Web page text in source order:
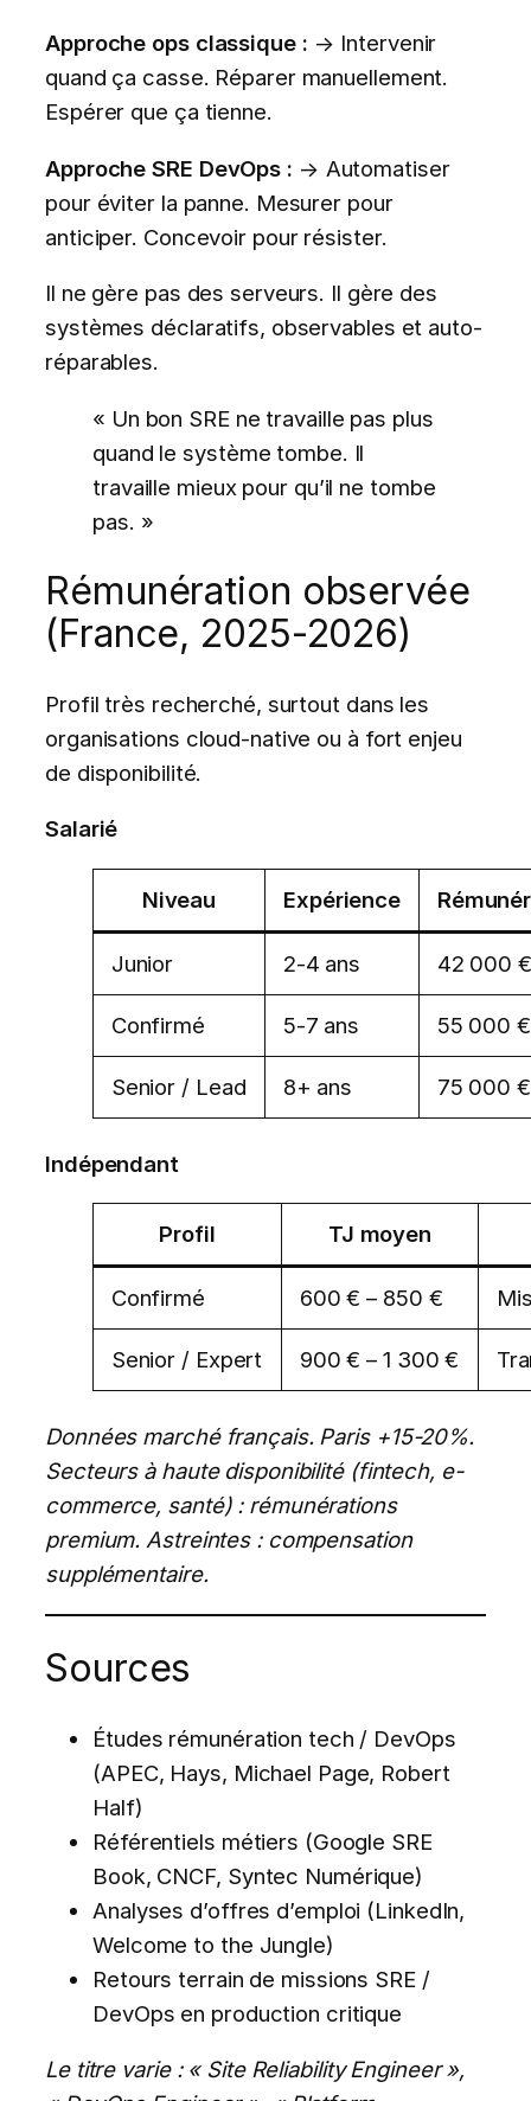
Approche ops classique : → Intervenir
quand ça casse. Réparer manuellement.
Espérer que ça tienne.
Approche SRE DevOps : → Automatiser
pour éviter la panne. Mesurer pour
anticiper. Concevoir pour résister.
Il ne gère pas des serveurs. Il gère des
systèmes déclaratifs, observables et auto-
réparables.
« Un bon SRE ne travaille pas plus
quand le système tombe. Il
travaille mieux pour qu’il ne tombe
pas. »
Rémunération observée
(France, 2025-2026)
Profil très recherché, surtout dans les
organisations cloud-native ou à fort enjeu
de disponibilité.
Salarié
Niveau Expérience
Junior 2-4 ans 42 000
Confirmé 5-7 ans 55 000
Senior / Lead 8+ ans 75 000
Indépendant
Profil TJ moyen
Confirmé 600 € – 850 €
Senior / Expert 900 € – 1 300 €
Données marché français. Paris +15-20%.
Secteurs à haute disponibilité (fintech, e-
commerce, santé) : rémunérations
premium. Astreintes : compensation
supplémentaire.
Sources
Études rémunération tech / DevOps
(APEC, Hays, Michael Page, Robert
Half)
Référentiels métiers (Google SRE
Book, CNCF, Syntec Numérique)
Analyses d’offres d’emploi (LinkedIn,
Welcome to the Jungle)
Retours terrain de missions SRE /
DevOps en production critique
Le titre varie : « Site Reliability Engineer »,